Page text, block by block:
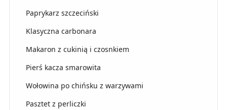
Paprykarz szczeciński
Klasyczna carbonara
Makaron z cukinią i czosnkiem
Pierś kacza smarowita
Wołowina po chińsku z warzywami
Pasztet z perliczki